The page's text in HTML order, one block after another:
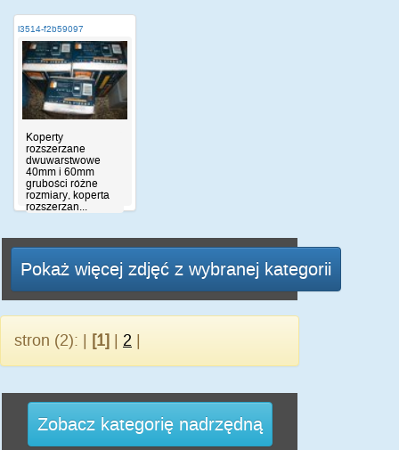
i3514-f2b59097
Koperty
rozszerzane
dwuwarstwowe
40mm i 60mm
grubości różne
rozmiary, koperta
rozszerzan...
Pokaż więcej zdjęć z wybranej kategorii
stron (2): | [1] 2
Zobacz kategorię nadrzędną